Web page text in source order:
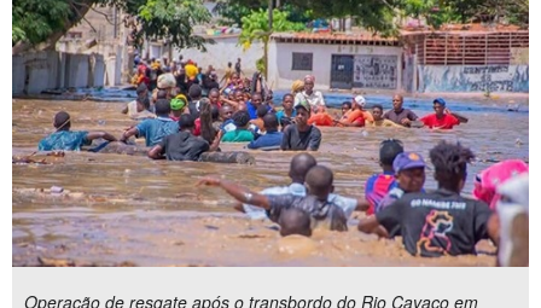
Operação de resgate após o transbordo do Rio Cavaco em